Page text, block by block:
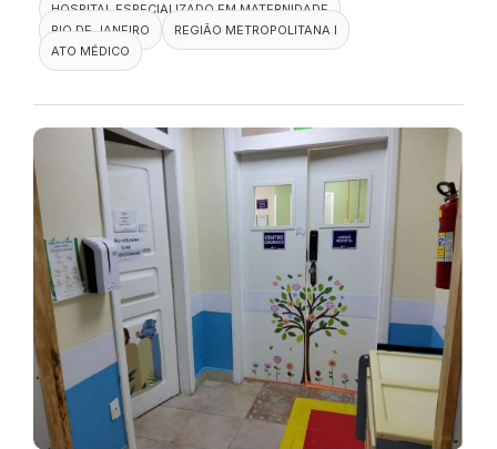
HOSPITAL ESPECIALIZADO EM MATERNIDADE
RIO DE JANEIRO
REGIÃO METROPOLITANA I
ATO MÉDICO